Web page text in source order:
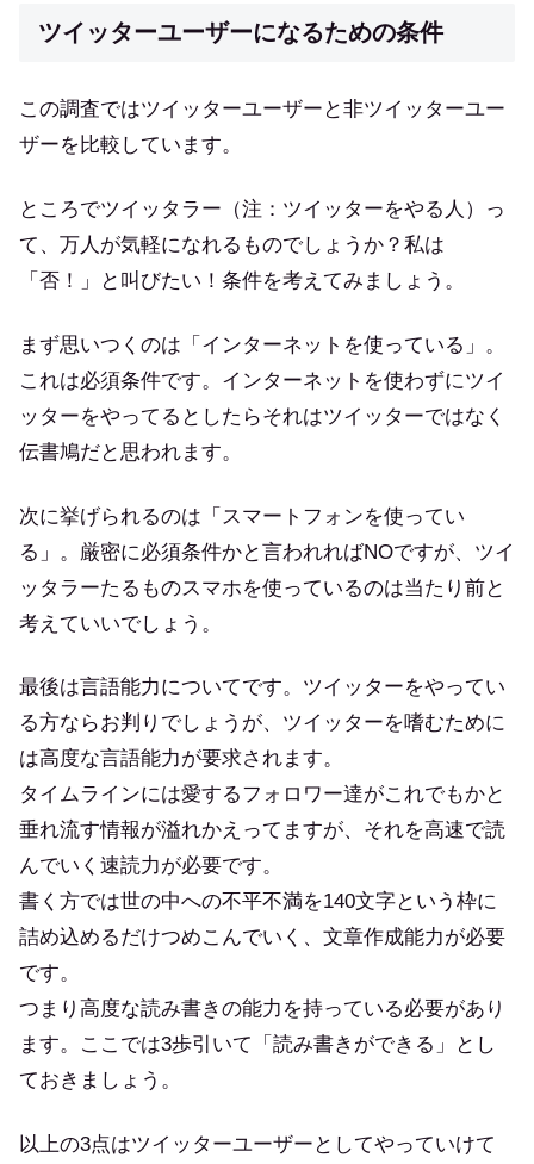
ツイッターユーザーになるための条件
この調査ではツイッターユーザーと非ツイッターユー
ザーを比較しています。
ところでツイッタラー（注：ツイッターをやる人）っ
て、万人が気軽になれるものでしょうか？私は
「否！」と叫びたい！条件を考えてみましょう。
まず思いつくのは「インターネットを使っている」。
これは必須条件です。インターネットを使わずにツイ
ッターをやってるとしたらそれはツイッターではなく
伝書鳩だと思われます。
次に挙げられるのは「スマートフォンを使ってい
る」。厳密に必須条件かと言われればNOですが、ツイ
ッタラーたるものスマホを使っているのは当たり前と
考えていいでしょう。
最後は言語能力についてです。ツイッターをやってい
る方ならお判りでしょうが、ツイッターを嗜むために
は高度な言語能力が要求されます。
タイムラインには愛するフォロワー達がこれでもかと
垂れ流す情報が溢れかえってますが、それを高速で読
んでいく速読力が必要です。
書く方では世の中への不平不満を140文字という枠に
詰め込めるだけつめこんでいく、文章作成能力が必要
です。
つまり高度な読み書きの能力を持っている必要があり
ます。ここでは3歩引いて「読み書きができる」とし
ておきましょう。
以上の3点はツイッターユーザーとしてやっていけて